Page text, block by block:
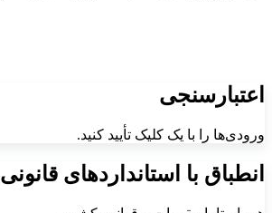
اعتبارسنجی
ورودی‌ها را با یک کلیک تأیید کنید.
انطباق با استانداردهای قانونی